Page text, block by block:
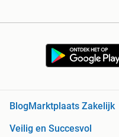
BlogMarktplaats Zakelijk
Veilig en Succesvol